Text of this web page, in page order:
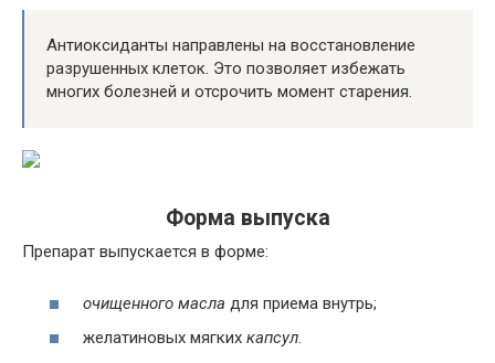
Антиоксиданты направлены на восстановление
разрушенных клеток. Это позволяет избежать
многих болезней и отсрочить момент старения.
Форма выпуска
Препарат выпускается в форме:
очищенного масла для приема внутрь;
желатиновых мягких капсул.